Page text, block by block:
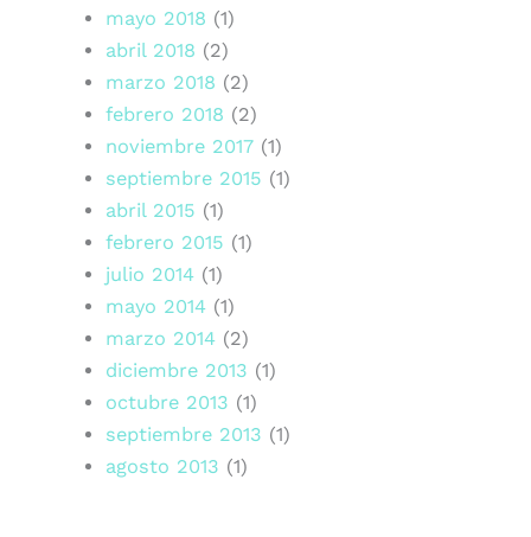
mayo 2018 (1)
abril 2018 (2)
marzo 2018 (2)
febrero 2018 (2)
noviembre 2017 (1)
septiembre 2015 (1)
abril 2015 (1)
febrero 2015 (1)
julio 2014 (1)
mayo 2014 (1)
marzo 2014 (2)
diciembre 2013 (1)
octubre 2013 (1)
septiembre 2013 (1)
agosto 2013 (1)